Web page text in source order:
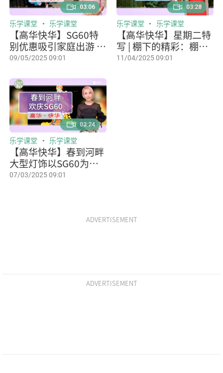
【高华快华】SG60特
别优惠吸引家庭出游 本
地景点预订激增
乐学课堂 乐学课堂
09/05/2025 09:01
03:06
【高华快华】星期二特
写 | 棚下的精彩：棚下
甘榜情
乐学课堂 乐学课堂
11/04/2025 09:01
03:28
【高华快华】春到河畔
大型灯饰以SG60为主
题
乐学课堂 乐学课堂
07/03/2025 09:01
03:24
ADVERTISEMENT
ADVERTISEMENT